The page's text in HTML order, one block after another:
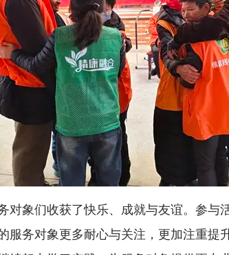
象们收获了快乐、成就与友谊。参与
服务对象更多耐心与关注，更加注重